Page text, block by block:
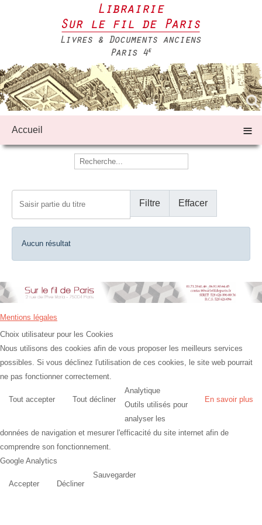
Accueil ≡
Filtre Effacer
Info
Aucun résultat
Mentions légales
Choix utilisateur pour les Cookies
Nous utilisons des cookies afin de vous proposer les meilleurs services
possibles. Si vous déclinez l'utilisation de ces cookies, le site web pourrait
ne pas fonctionner correctement.
Tout accepter Tout décliner En savoir plus
Analytique
Outils utilisés pour
analyser les
données de navigation et mesurer l'efficacité du site internet afin de
comprendre son fonctionnement.
Google Analytics
Accepter Décliner
Sauvegarder